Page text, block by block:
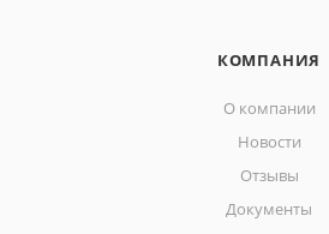
КОМПАНИЯ
О компании
Новости
Отзывы
Документы